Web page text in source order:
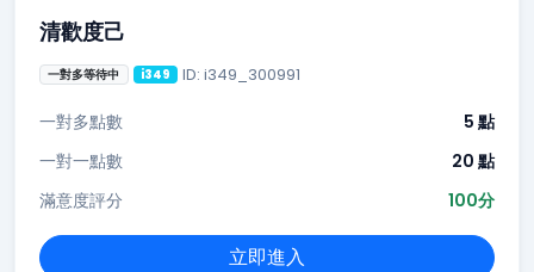
清歡度己
一對多等待中 i349 ID: i349_300991
一對多點數
5 點
一對一點數
20 點
滿意度評分
100分
立即進入